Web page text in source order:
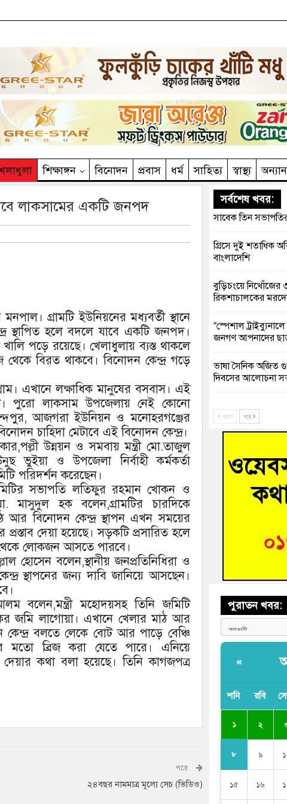
শিক্ষাঙ্গন বিনোদন প্রবাস ধর্ম সাহিত‌্য স্বাস্থ্য
লাকসামের একটি জনপদ
গ্রামটি ইউনিয়নের মধ্যবর্তী স্থানে
স্থাপিত হলে বদলে যাবে একটি জনপদ।
পড়ে রয়েছে। খেলাধুলায় ব্যস্ত থাকলে
থেকে বিরত থাকবে। বিনোদন কেন্দ্র গড়ে
এখানে লক্ষাধিক মানুষের বসবাস। এই
পুরো লাকসাম উপজেলায় নেই কোনো
আজগরা ইউনিয়ন ও মনোহরগঞ্জের
চাহিদা মেটাবে এই বিনোদন কেন্দ্র।
উন্নয়ন ও সমবায় মন্ত্রী মো.তাজুল
ভুইয়া ও উপজেলা নির্বাহী কর্মকর্তা
পরিদর্শন করেছেন।
সভাপতি লতিফুর রহমান খোকন ও
মাসুদুল হক বলেন,গ্রামটির চারদিকে
আর বিনোদন কেন্দ্র স্থাপন এখন সময়ের
দেয়া হয়েছে। সড়কটি প্রসারিত হলে
লোকজন আসতে পারবে।
হোসেন বলেন,স্থানীয় জনপ্রতিনিধিরা ও
স্থাপনের জন্য দাবি জানিয়ে আসছেন।
বলেন,মন্ত্রী মহোদয়সহ তিনি জমিটি
জমি লাগোয়া। এখানে খেলার মাঠ আর
কেন্দ্র বলতে লেকে বোট আর পাড়ে বেঞ্চি
মতো ব্রিজ করা যেতে পারে। এনিয়ে
কথা বলা হয়েছে। তিনি কাগজপত্র
পরে
২৪বছর নামমাত্র মূল্যে সেচ (ভিডিও)
সর্বশেষ খবর:
সাবেক তিন
গ্রিসে দুই শতাধিক
বাংলাদেশি
বুড়িচংয়ে নিখোঁজের
রিকশাচালকের
“স্পেশাল
জনগণ আপনাদের
ভাষা সৈনিক অজিত
দিবসের আলোচনা
‘হাসিনাকে ফেরাতে
ফ্যাক্ট-ফাইন্ডিং কমিটি
জুলাই গণঅভ্যুত্থান
তনু হত্যা মামলায়
আহত শিক্ষার্থীদের
আগে পরে
পুরাতন খবর:
«
শনি রবি
১ ২
৮ ৯
১৫ ১৬